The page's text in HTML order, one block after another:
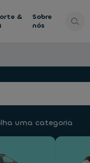
&
Sobre
nós
uma categoria